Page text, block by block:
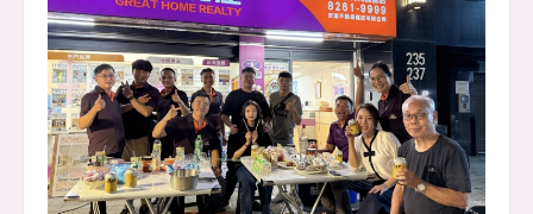
謝、鄰居的鼓勵， 那份回饋，就是我們最珍貴的
收穫。 感謝玉華的熱情主持， 感謝每一位夥伴的
默默付出。 你們讓「安信」兩個字，不只是品
牌，而是信任的代名詞。 🌕 祝福所有支持我們的
朋友們： 中秋節快樂，幸福圓滿， 讓我們在未來
的每個日子裡，繼續一起照亮社區、服務人群。
#辛苦玉華主持晚會 #感恩夥伴有妳你真好 #團隊